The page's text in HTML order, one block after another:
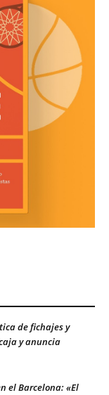
de fichajes y
y anuncia
el Barcelona: «El